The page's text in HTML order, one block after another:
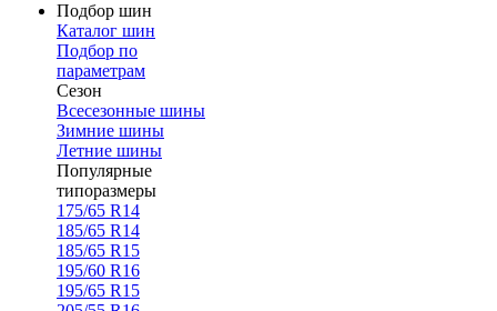
Подбор шин
Каталог шин
Подбор по
параметрам
Сезон
Всесезонные шины
Зимние шины
Летние шины
Популярные
типоразмеры
175/65 R14
185/65 R14
185/65 R15
195/60 R16
195/65 R15